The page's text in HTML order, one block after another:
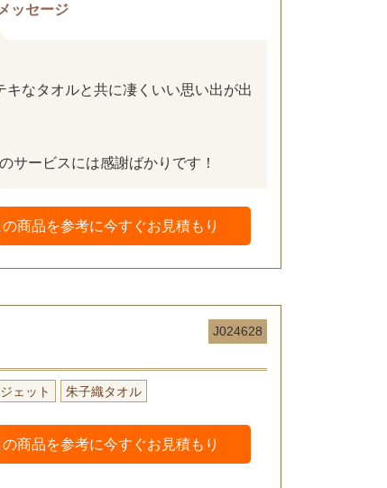
ッセージ
なタオルと共に凄くいい思い出が出
サービスには感謝ばかりです！
の商品を参考に今すぐお見積もり
J024628
ェット 朱子織タオル
の商品を参考に今すぐお見積もり